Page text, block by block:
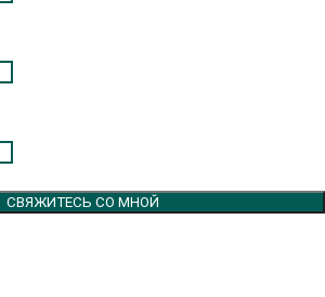
СВЯЖИТЕСЬ СО МНОЙ